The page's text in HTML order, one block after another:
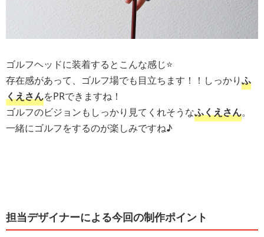
ゴルフヘッドに装着するとこんな感じ⭐️
存在感があって、ゴルフ場でも目立ちます！！しっかりふ
くえさんをPRできますね！
ゴルフのビジョンもしっかり見てくれそうなふくえさん。
一緒にゴルフをするのが楽しみですね♪
担当デザイナーによる今回の制作ポイント